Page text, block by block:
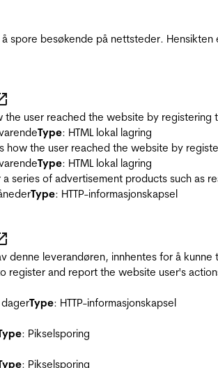
spore besøkende på nettsteder.
the user reached the website by registering
Type: HTML lokal lagring
how the user reached the website by
Type: HTML lokal lagring
series of advertisement products such as
Type: HTTP-informasjonskapsel
denne leverandøren, innhentes for å
register and report the website user's
Type: HTTP-informasjonskapsel
: Pikselsporing
: Pikselsporing